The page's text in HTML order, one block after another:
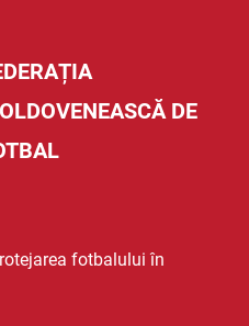
DE
fotbalului în